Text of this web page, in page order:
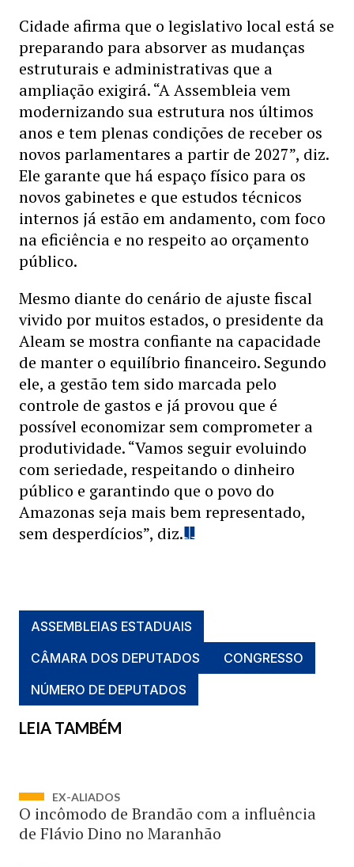
Cidade afirma que o legislativo local está se
preparando para absorver as mudanças
estruturais e administrativas que a
ampliação exigirá. “A Assembleia vem
modernizando sua estrutura nos últimos
anos e tem plenas condições de receber os
novos parlamentares a partir de 2027”, diz.
Ele garante que há espaço físico para os
novos gabinetes e que estudos técnicos
internos já estão em andamento, com foco
na eficiência e no respeito ao orçamento
público.
Mesmo diante do cenário de ajuste fiscal
vivido por muitos estados, o presidente da
Aleam se mostra confiante na capacidade
de manter o equilíbrio financeiro. Segundo
ele, a gestão tem sido marcada pelo
controle de gastos e já provou que é
possível economizar sem comprometer a
produtividade. “Vamos seguir evoluindo
com seriedade, respeitando o dinheiro
público e garantindo que o povo do
Amazonas seja mais bem representado,
sem desperdícios”, diz.
ASSEMBLEIAS ESTADUAIS
CÂMARA DOS DEPUTADOS
CONGRESSO
NÚMERO DE DEPUTADOS
LEIA TAMBÉM
EX-ALIADOS
O incômodo de Brandão com a influência
de Flávio Dino no Maranhão